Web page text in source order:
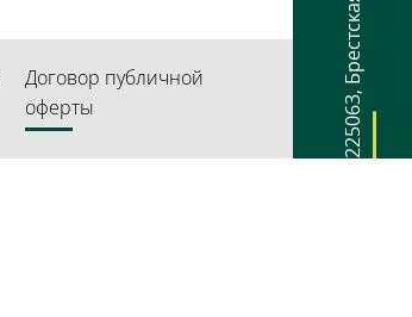
225063
,
Договор публичной
оферты